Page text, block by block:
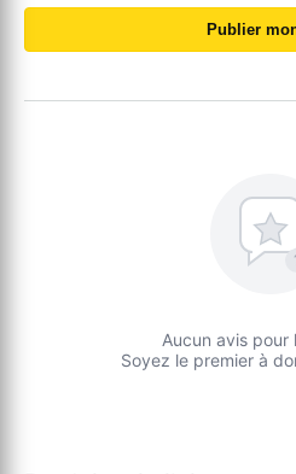
Publier
Aucun avis pour
Soyez le premier à